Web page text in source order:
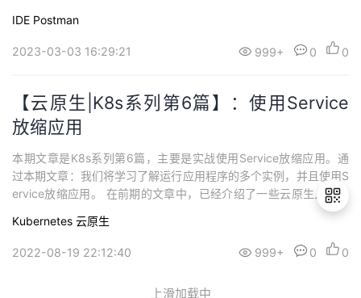
IDE Postman
2023-03-03 16:29:21 999+ 0 0
【云原生|K8s系列第6篇】：使用Service
放缩应用
本期文章是K8s系列第6篇，主要是实战使用Service放缩应用。通
过本期文章：我们将学习了解运行应用程序的多个实例，并且使用S
ervice放缩应用。 在前期的文章中，已经介绍了一些云原生入门的
Kubernetes 云原生
2022-08-19 22:12:40 999+ 0 0
上滑加载中